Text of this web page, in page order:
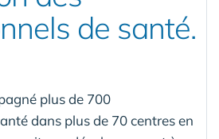
de santé.
plus de 700
dans plus de 70 centres en